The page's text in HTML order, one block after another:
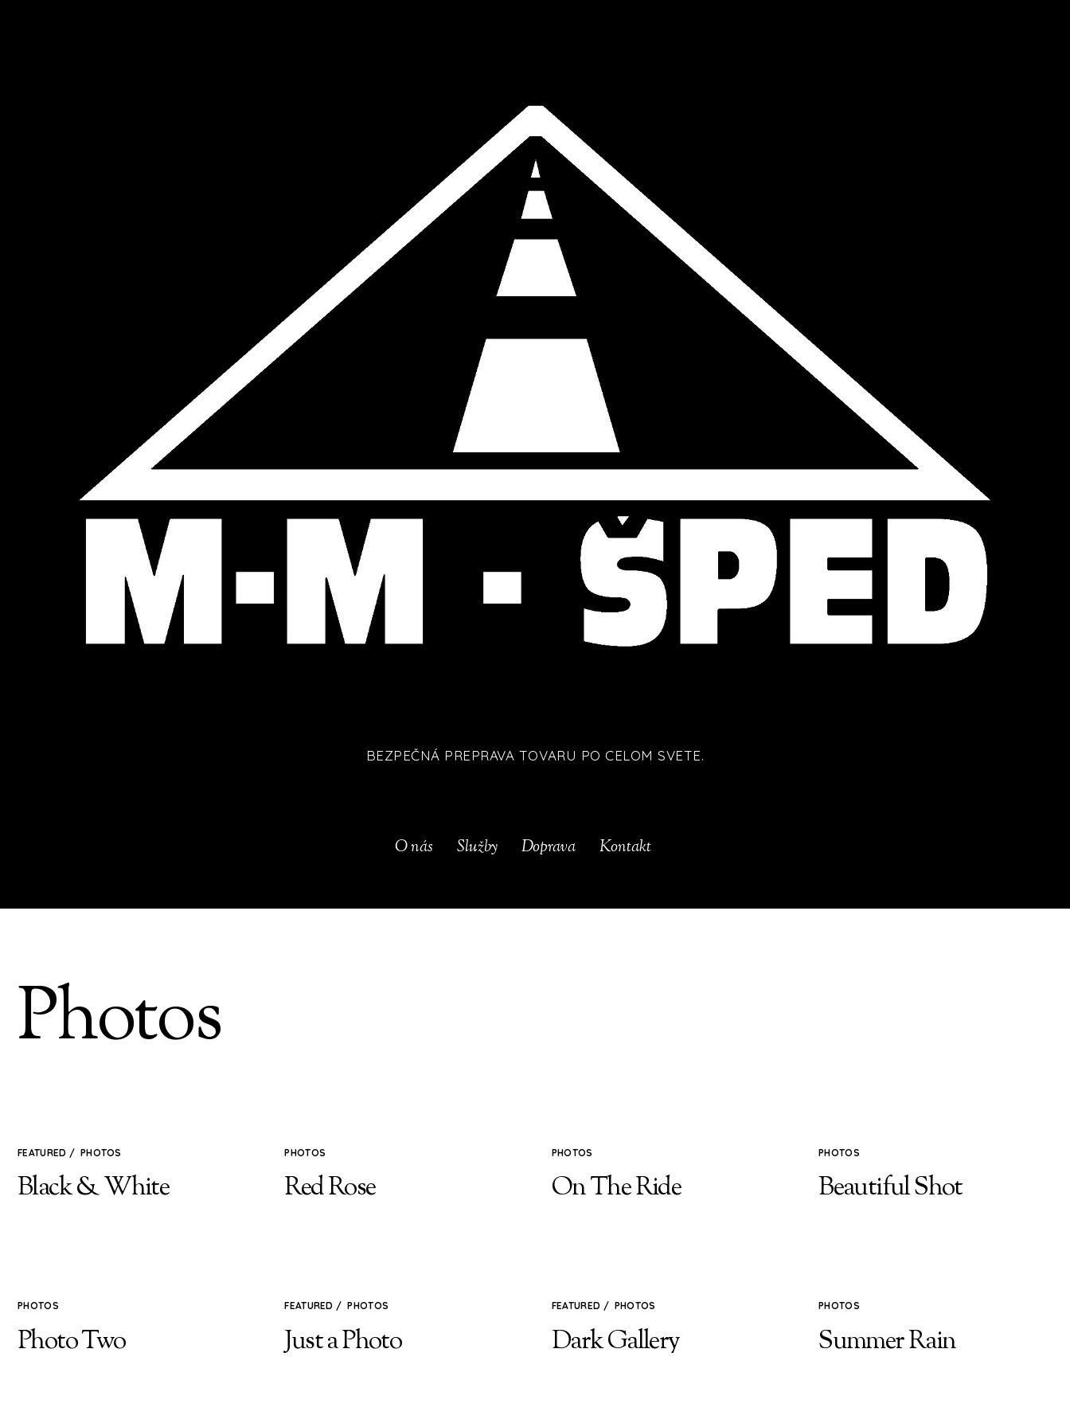
BEZPEČNÁ PREPRAVA TOVARU PO CELOM SVETE.
O nás Služby Doprava Kontakt
Photos
FEATURED / PHOTOS
Black & White
PHOTOS
Red Rose
PHOTOS
On The Ride
PHOTOS
Beautiful Shot
PHOTOS
Photo Two
FEATURED / PHOTOS
Just a Photo
FEATURED / PHOTOS
Dark Gallery
PHOTOS
Summer Rain